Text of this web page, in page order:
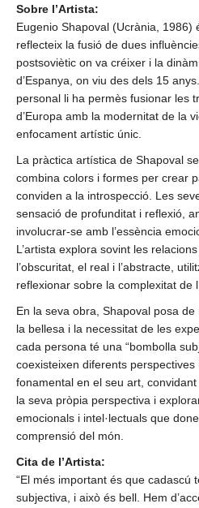
Sobre l’Artista:
Eugenio Shapoval (Ucrània, 1986)
reflecteix la fusió de dues
postsoviètic on va créixer i la
d’Espanya, on viu des dels 15
personal li ha permès fusionar les
d’Europa amb la modernitat de la
enfocament artístic únic.
La pràctica artística de Shapoval
combina colors i formes per crear
conviden a la introspecció. Les
sensació de profunditat i reflexió,
involucrar-se amb l’essència
L’artista explora sovint les
l’obscuritat, el real i l’abstracte,
reflexionar sobre la complexitat de
En la seva obra, Shapoval posa
la bellesa i la necessitat de les
cada persona té una “bombolla
coexisteixen diferents
fonamental en el seu art,
la seva pròpia perspectiva i
emocionals i intel·lectuals que
comprensió del món.
Cita de l’Artista:
“El més important és que cadascú
subjectiva, i això és bell. Hem